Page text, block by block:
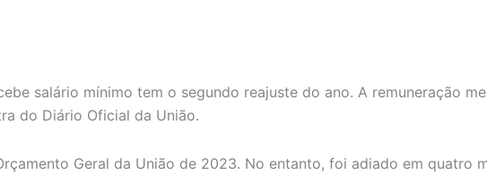
salário mínimo tem o segundo reajuste do ano. A remuneração
do Diário Oficial da União.
Geral da União de 2023. No entanto, foi adiado em quatro